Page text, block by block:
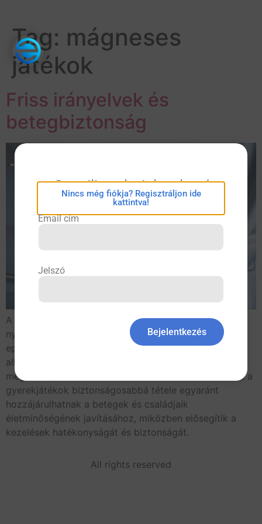
Tag: mágneses
játékok
Friss irányelvek és
betegbiztonság
A legfrissebb kutatások és irányelvek új perspektívát
nyújtanak az egészségügy számos területén. Az
epilepsziás gyógyszerek terhesség alatti biztonságos
alkalmazása, a hasnyálmirigy elváltozások pontosabb
megítélése, a PCI-kezelések célzottabb használata és a
gyerekjátékok biztonságosabbá tétele egyaránt
hozzájárulhatnak a betegek és családjaik
életminőségének javításához, miközben elősegítik a
kezelések hatékonyságát és biztonságát.
All rights reserved
eConsilium bejelentkezés
Nincs még fiókja? Regisztráljon ide
kattintva!
Email cím
Jelszó
Bejelentkezés